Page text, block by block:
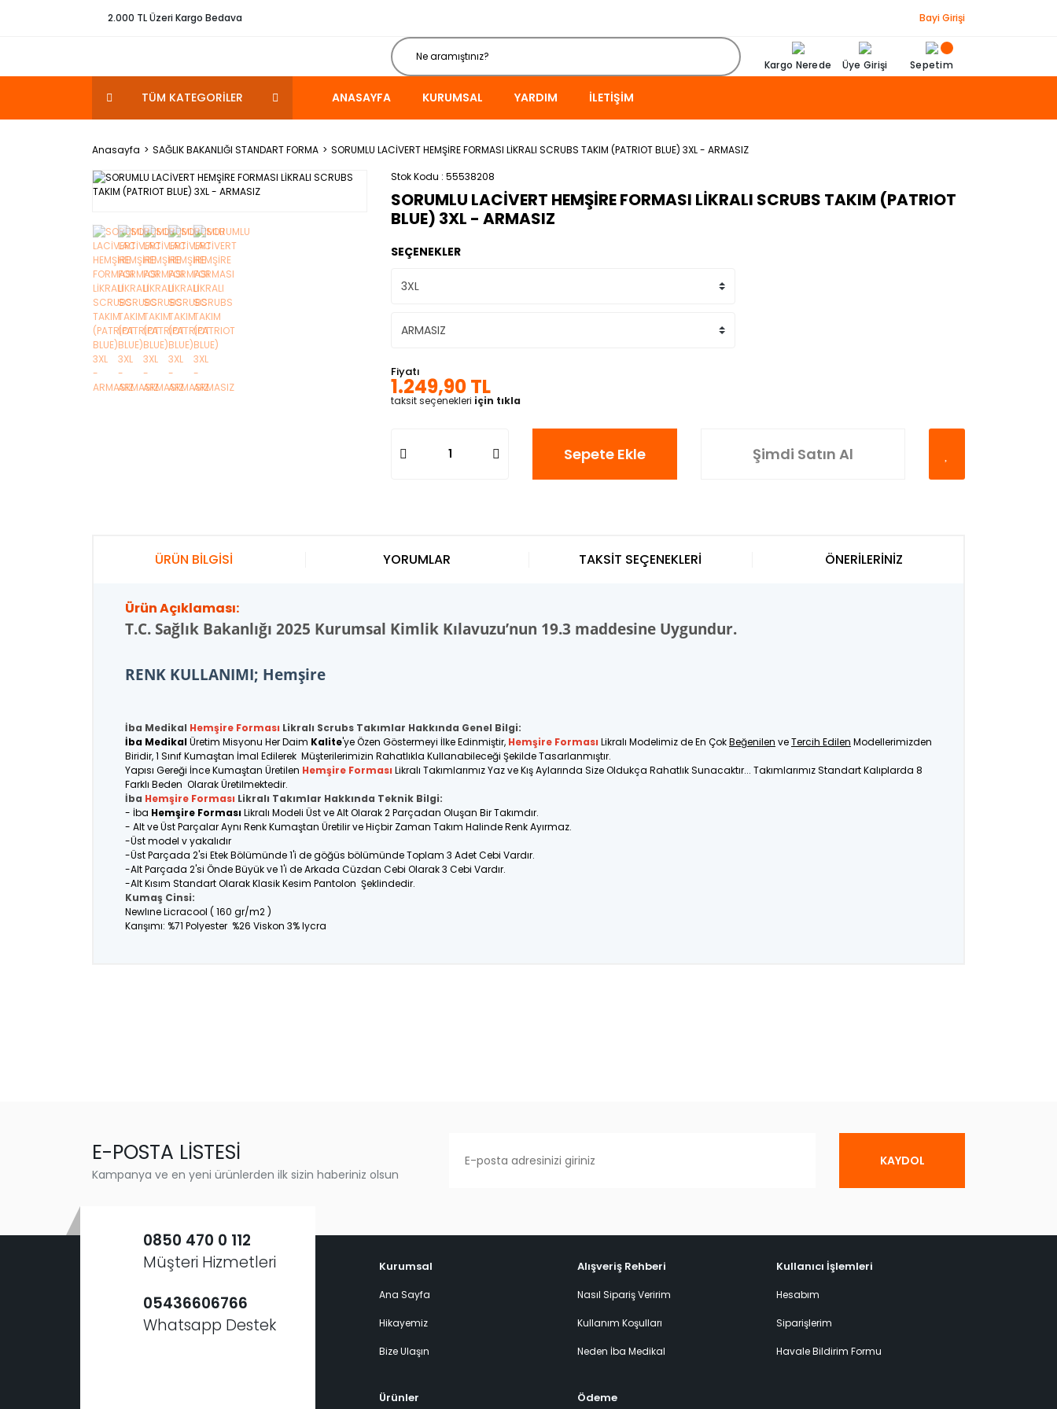
2.000 TL Üzeri Kargo Bedava Bayi Girişi
Kargo Nerede Üye Girişi Sepetim
TÜM KATEGORİLER ANASAYFA KURUMSAL YARDIM İLETIŞIM
Anasayfa SAĞLIK BAKANLIĞI STANDART FORMA
SORUMLU LACİVERT HEMŞİRE FORMASI LİKRALI SCRUBS TAKIM (PATRIOT BLUE) 3XL - ARMASIZ
Stok Kodu 55538208
SORUMLU LACİVERT HEMŞİRE FORMASI LİKRALI SCRUBS TAKIM (PATRIOT
BLUE) 3XL - ARMASIZ
SEÇENEKLER
Fiyatı
1.249,90 TL
taksit seçenekleri için tıkla
Sepete Ekle Şimdi Satın Al
ÜRÜN BİLGİSİ
Ürün Açıklaması:
T.C. Sağlık Bakanlığı 2025 Kurumsal Kimlik Kılavuzu’nun 19.3 maddesine Uygundur.
RENK KULLANIMI; Hemşire
İba Medikal Hemşire Forması Likralı Scrubs Takımlar Hakkında Genel Bilgi:
İba MedikalÜretim Misyonu Her Daim Kalite'ye Özen Göstermeyi İlke Edinmiştir, Hemşire Forması Likralı Modelimiz de En ÇokBeğenilen veTercih Edilen Modellerimizden
Biridir, 1 Sınıf Kumaştan İmal Edilerek Müşterilerimizin Rahatlıkla Kullanabileceği Şekilde Tasarlanmıştır.
Yapısı Gereği İnce Kumaştan Üretilen Hemşire Forması Likralı Takımlarımız Yaz ve Kış Aylarında Size Oldukça Rahatlık Sunacaktır... Takımlarımız Standart Kalıplarda 8
Farklı Beden Olarak Üretilmektedir.
İba Hemşire Forması Likralı Takımlar Hakkında Teknik Bilgi:
- İba Hemşire FormasıLikralı Modeli Üst ve Alt Olarak 2 Parçadan Oluşan Bir Takımdır.
- Alt ve Üst Parçalar Aynı Renk Kumaştan Üretilir ve Hiçbir Zaman Takım Halinde Renk Ayırmaz.
-Üst model v yakalıdır
-Üst Parçada 2'si Etek Bölümünde 1'i de göğüs bölümünde Toplam 3 Adet Cebi Vardır.
-Alt Parçada 2'si Önde Büyük ve 1'i de Arkada Cüzdan Cebi Olarak 3 Cebi Vardır.
-Alt Kısım Standart Olarak Klasik Kesim Pantolon Şeklindedir.
Kumaş Cinsi:
Newlıne Licracool ( 160 gr/m2 )
Karışımı: %71 Polyester %26 Viskon 3% lycra
YORUMLAR TAKSİT SEÇENEKLERİ ÖNERİLERİNİZ
E-POSTA LİSTESİ
Kampanya ve en yeni ürünlerden ilk sizin haberiniz olsun
KAYDOL
0850 470 0 112
Müşteri Hizmetleri
05436606766
Whatsapp Destek
Kurumsal
Ana Sayfa
Hikayemiz
Bize Ulaşın
Alışveriş Rehberi
Nasıl Sipariş Veririm
Kullanım Koşulları
Neden İba Medikal
Ürünler Ödeme
Kullanıcı İşlemleri
Hesabım
Siparişlerim
Havale Bildirim Formu